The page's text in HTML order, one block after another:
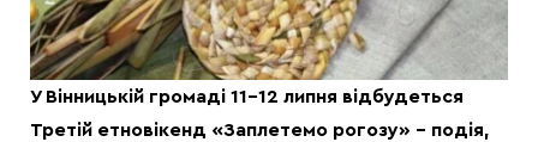
У Вінницькій громаді 11-12 липня відбудеться
Третій етновікенд «Заплетемо рогозу» – подія,